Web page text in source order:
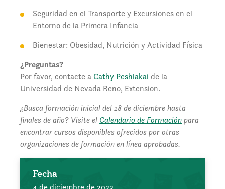
Seguridad en el Transporte y Excursiones en el
Entorno de la Primera Infancia
Bienestar: Obesidad, Nutrición y Actividad Física
¿Preguntas?
Por favor, contacte a Cathy Peshlakai de la
Universidad de Nevada Reno, Extension.
¿Busca formación inicial del 18 de diciembre hasta
finales de año? Visite el Calendario de Formaciónpara
encontrar cursos disponibles ofrecidos por otras
organizaciones de formación en línea aprobadas.
Fecha